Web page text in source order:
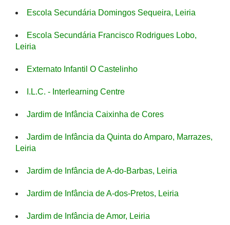
Escola Secundária Domingos Sequeira, Leiria
Escola Secundária Francisco Rodrigues Lobo,
Leiria
Externato Infantil O Castelinho
I.L.C. - Interlearning Centre
Jardim de Infância Caixinha de Cores
Jardim de Infância da Quinta do Amparo, Marrazes,
Leiria
Jardim de Infância de A-do-Barbas, Leiria
Jardim de Infância de A-dos-Pretos, Leiria
Jardim de Infância de Amor, Leiria